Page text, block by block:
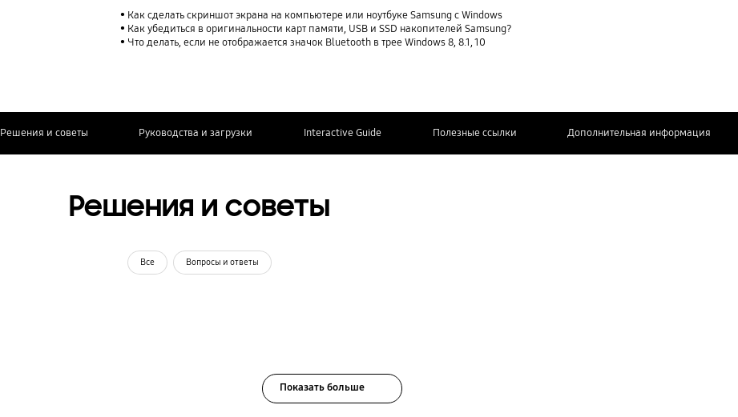
Как сделать скриншот экрана на компьютере или ноутбуке Samsung с Windows
Как убедиться в оригинальности карт памяти, USB и SSD накопителей Samsung?
Что делать, если не отображается значок Bluetooth в трее Windows 8, 8.1, 10
Решения и советы Руководства и загрузки Interactive Guide Полезные ссылки Дополнительная информация
Решения и советы
Все Вопросы и ответы
Показать больше